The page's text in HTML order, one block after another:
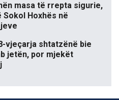
masa të rrepta sigurie,
Hoxhës në
vjeçarja shtatzënë bie
jetën, por mjekët